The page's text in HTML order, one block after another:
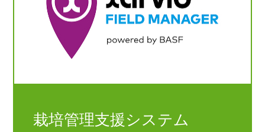
栽培管理支援システム